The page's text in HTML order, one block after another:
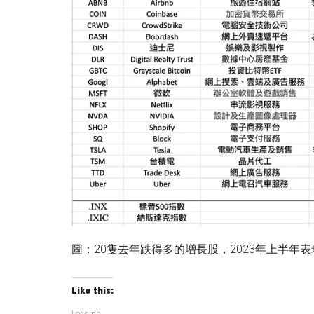
圖：20隻去年跌得多的增長股，2023年上半年表
Like this: